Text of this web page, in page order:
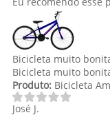
Bicicleta muito
Bicicleta muito
Produto:Bicicleta
José J.